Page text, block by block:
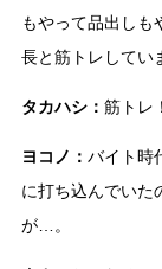
もやって品出し
長と筋トレしてい
タカハシ： 筋トレ
ヨコノ： バイト時
に打ち込んでいた
が…。